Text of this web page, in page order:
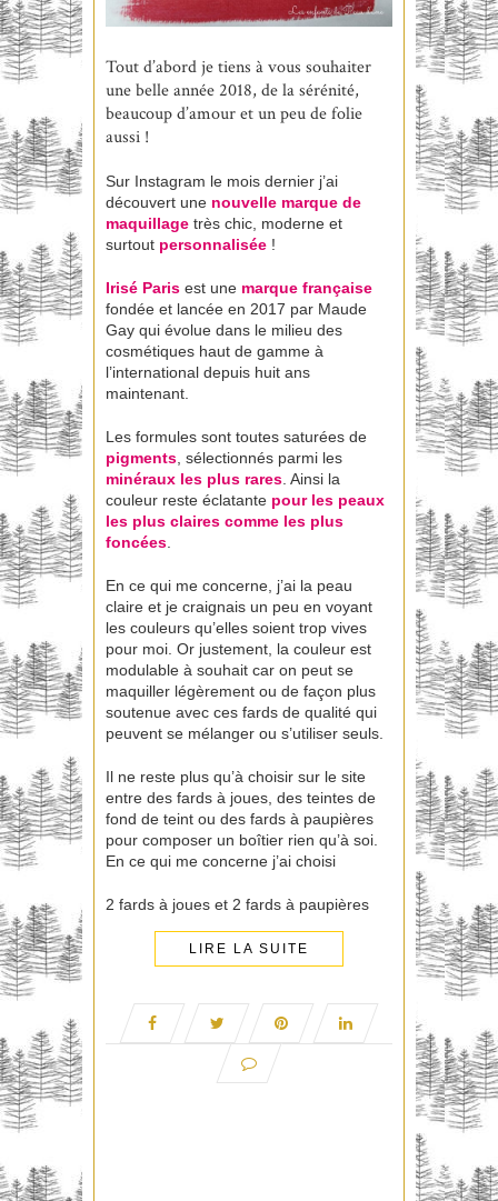
Tout d’abord je tiens à vous souhaiter
une belle année 2018, de la sérénité,
beaucoup d’amour et un peu de folie
aussi !
Sur Instagram le mois dernier j’ai
découvert une nouvelle marque de
maquillage très chic, moderne et
surtout personnalisée !
Irisé Paris est une marque française
fondée et lancée en 2017 par Maude
Gay qui évolue dans le milieu des
cosmétiques haut de gamme à
l’international depuis huit ans
maintenant.
Les formules sont toutes saturées de
pigments , sélectionnés parmi les
minéraux les plus rares . Ainsi la
couleur reste éclatante pour les peaux
les plus claires comme les plus
foncées
En ce qui me concerne, j’ai la peau
claire et je craignais un peu en voyant
les couleurs qu’elles soient trop vives
pour moi. Or justement, la couleur est
modulable à souhait car on peut se
maquiller légèrement ou de façon plus
soutenue avec ces fards de qualité qui
peuvent se mélanger ou s’utiliser seuls.
Il ne reste plus qu’à choisir sur le site
entre des fards à joues, des teintes de
fond de teint ou des fards à paupières
pour composer un boîtier rien qu’à soi.
En ce qui me concerne j’ai choisi
2 fards à joues et 2 fards à paupières
LIRE LA SUITE